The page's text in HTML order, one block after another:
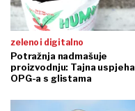
zeleno i digitalno
Potražnja nadmašuje
proizvodnju: Tajna uspjeha
OPG-a s glistama